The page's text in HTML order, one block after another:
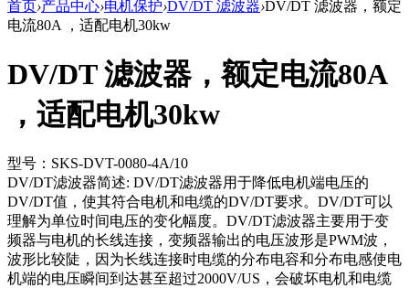
首页›产品中心›电机保护›DV/DT 滤波器›DV/DT 滤波器，额定
电流80A ，适配电机30kw
DV/DT 滤波器，额定电流80A
，适配电机30kw
型号：SKS-DVT-0080-4A/10
DV/DT滤波器简述: DV/DT滤波器用于降低电机端电压的
DV/DT值，使其符合电机和电缆的DV/DT要求。DV/DT可以
理解为单位时间电压的变化幅度。DV/DT滤波器主要用于变
频器与电机的长线连接，变频器输出的电压波形是PWM波，
波形比较陡，因为长线连接时电缆的分布电容和分布电感使电
机端的电压瞬间到达甚至超过2000V/US，会破坏电机和电缆